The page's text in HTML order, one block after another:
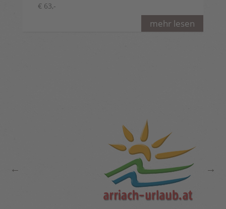
mehr lesen
€ 63,-